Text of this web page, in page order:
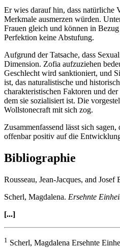
Er wies darauf hin, dass natürliche
Merkmale ausmerzen würden.
Frauen gleich und können in
Perfektion keine Abstufung.
Aufgrund der Tatsache, dass
Dimension. Zofia aufzuziehen
Geschlecht wird sanktioniert, und
ist, das naturalistische und
charakteristischen Faktoren und
dem sie sozialisiert ist. Die
Wollstonecraft mit sich zog.
Zusammenfassend lässt sich
offenbar positiv auf die
Bibliographie
Rousseau, Jean-Jacques, and Josef
Scherl, Magdalena. Ersehnte
[...]
1 Scherl, Magdalena Ersehnte